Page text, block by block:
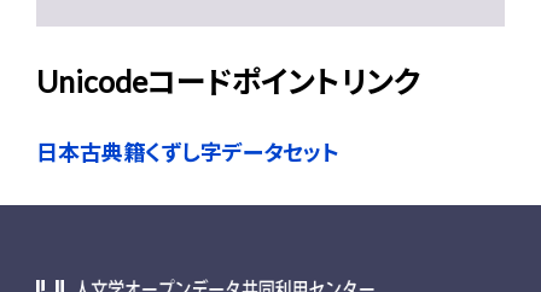
Unicodeコードポイントリンク
日本古典籍くずし字データセット